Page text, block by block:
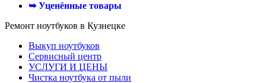
➥ Уценённые товары
Ремонт ноутбуков в Кузнецке
Выкуп ноутбуков
Сервисный центр
УСЛУГИ И ЦЕНЫ
Чистка ноутбука от пыли